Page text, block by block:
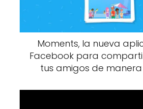
Moments, la nueva
Facebook para
tus amigos de